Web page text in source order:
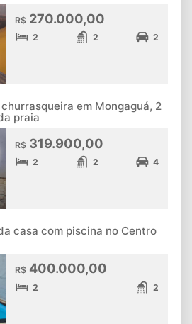
R$ 270.000,00
2 2 2
em Mongaguá, 2
praia
R$ 319.900,00
2 2 4
casa com piscina no Centro
R$ 400.000,00
2 2